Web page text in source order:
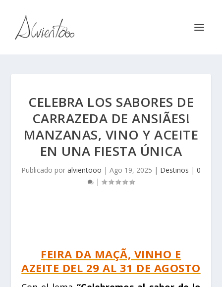
CELEBRA LOS SABORES DE
CARRAZEDA DE ANSIÃES!
MANZANAS, VINO Y ACEITE
EN UNA FIESTA ÚNICA
Publicado por alvientooo | Ago 19, 2025 | Destinos | 0
|
FEIRA DA MAÇÃ, VINHO E
AZEITE DEL 29 AL 31 DE AGOSTO